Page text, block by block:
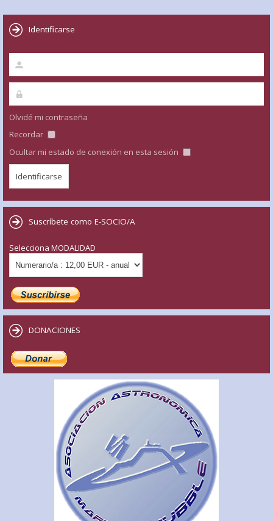
Identificarse
Olvidé mi contraseña
Recordar
Ocultar mi estado de conexión en esta sesión
Suscríbete como E-SOCIO/A
Selecciona MODALIDAD
DONACIONES